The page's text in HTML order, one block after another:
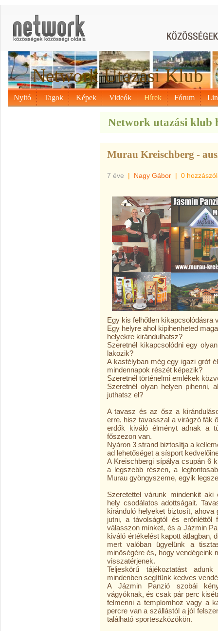
Network Utazási Klub
Nyitó Tagok Képek Videók Hírek Fórum
Network utazási klub
Murau Kreischberg -
7 éve | Nagy Gábor | 0
Egy kis felhőtlen kikapcsolódásra
Egy helyre ahol kipihenheted
helyekre kirándulhatsz?
Szeretnél kikapcsolódni egy
lakozik?
A kastélyban még egy igazi gróf
mindennapok részét képezik?
Szeretnél történelmi emlékek
Szeretnél olyan helyen pihenni,
juthatsz el?
A tavasz és az ősz a
erre, hisz tavasszal a virágzó fák
erdők kiváló élményt adnak a
főszezon van.
Nyáron 3 strand biztosítja a
ad lehetőséget a sísport
A Kreischbergi sípálya csupán 6
a legszebb részen, a
Murau gyöngyszeme, egyik
Szeretettel várunk mindenkit
hely csodálatos adottságait.
kiránduló helyeket biztosít,
jutni, a távolságtól és erőnléttől
válasszon minket, és a Jázmin
kiváló értékelést kapott átlagban,
mert valóban ügyelünk a
minőségére és, hogy vendégeink
visszatérjenek.
Teljeskörű tájékoztatást
mindenben segítünk kedves
A Jázmin Panzió szobái
vágyóknak, és csak pár perc
felmenni a templomhoz vagy a
percre van a szállástól a jól
található sporteszközökön.